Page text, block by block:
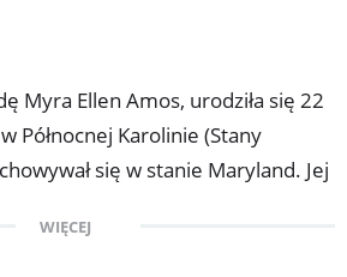
Myra Ellen Amos, urodziła się 22
Północnej Karolinie (Stany
się w stanie Maryland. Jej
w chórze.
WIĘCEJ